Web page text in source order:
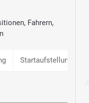
Fahrern,
Startaufstellung